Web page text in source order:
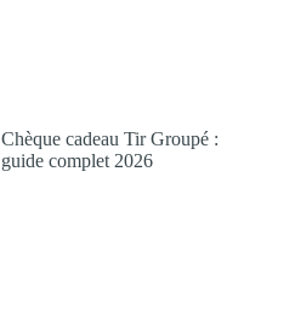
Chèque cadeau Tir Groupé :
guide complet 2026